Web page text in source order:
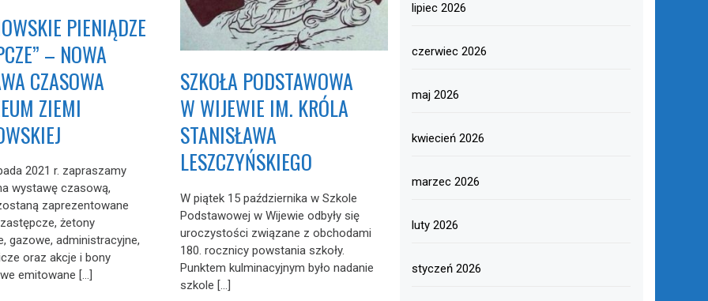
PIENIĄDZE
– NOWA
CZASOWA
ZIEMI
2021 r. zapraszamy
wystawę czasową,
zaprezentowane
żetony
gazowe, administracyjne,
oraz akcje i bony
emitowane […]
SZKOŁA PODSTAWOWA
W WIJEWIE IM. KRÓLA
STANISŁAWA
LESZCZYŃSKIEGO
W piątek 15 października w Szkole
Podstawowej w Wijewie odbyły się
uroczystości związane z obchodami
180. rocznicy powstania szkoły.
Punktem kulminacyjnym było nadanie
szkole […]
lipiec 2026
czerwiec 2026
maj 2026
kwiecień 2026
marzec 2026
luty 2026
styczeń 2026